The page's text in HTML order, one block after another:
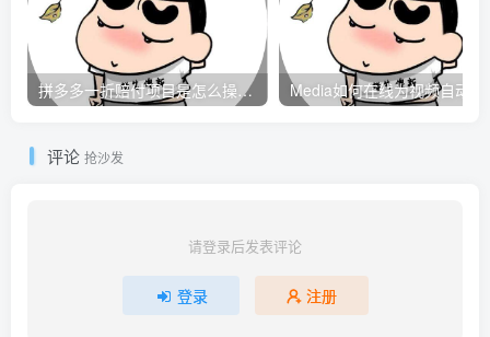
拼多多一折赔付项目是怎么操作的？
评论 抢沙发
请登录后发表评论
登录 注册